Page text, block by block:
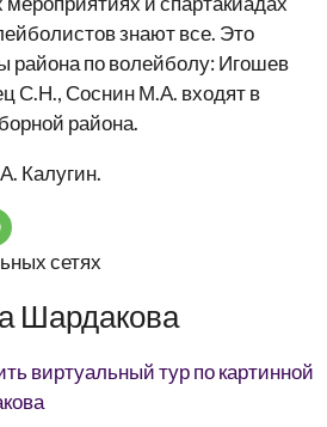
знают все. Это
района по волейболу: Игошев
С.Н., Соснин М.А. входят в
района.
Калугин.
сетях
Шардакова